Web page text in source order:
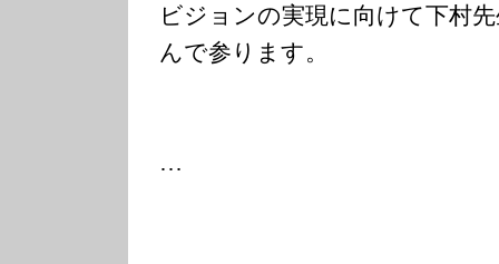
ビジョンの実現に向けて下村
んで参ります。
…